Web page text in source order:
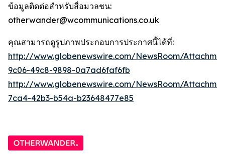
ข้อมูลติดต่อสำหรับสื่อมวลชน:
otherwander@wcommunications.co.uk
คุณสามารถดูรูปภาพประกอบการประกาศนี้ได้ที่:
http://www.globenewswire.com/NewsRoom/
9c06-49c8-9898-0a7ad6faf6fb
http://www.globenewswire.com/NewsRoom/
7ca4-42b3-b54a-b23648477e85